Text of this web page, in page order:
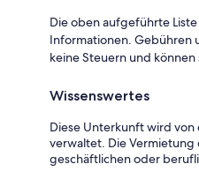
Die oben aufgeführte
Informationen. Gebühren
keine Steuern und können
Wissenswertes
Diese Unterkunft wird
verwaltet. Die
geschäftlichen oder